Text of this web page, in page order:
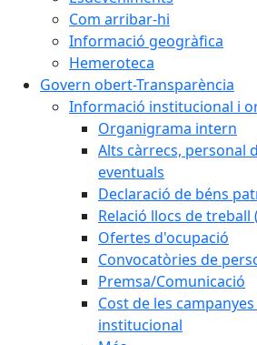
Com arribar-hi
Informació geogràfica
Hemeroteca
Govern obert-Transparència
Informació institucional i
Organigrama intern
Alts càrrecs, personal
eventuals
Declaració de béns
Relació llocs de treball
Ofertes d'ocupació
Convocatòries de
Premsa/Comunicació
Cost de les
institucional